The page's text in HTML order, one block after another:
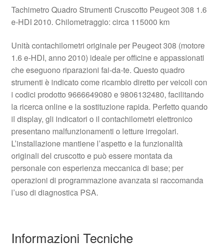
Tachimetro Quadro Strumenti Cruscotto Peugeot 308 1.6
e-HDI 2010. Chilometraggio: circa 115000 km
Unità contachilometri originale per Peugeot 308 (motore
1.6 e-HDI, anno 2010) ideale per officine e appassionati
che eseguono riparazioni fai-da-te. Questo quadro
strumenti è indicato come ricambio diretto per veicoli con
i codici prodotto 9666649080 e 9806132480, facilitando
la ricerca online e la sostituzione rapida. Perfetto quando
il display, gli indicatori o il contachilometri elettronico
presentano malfunzionamenti o letture irregolari.
L’installazione mantiene l’aspetto e la funzionalità
originali del cruscotto e può essere montata da
personale con esperienza meccanica di base; per
operazioni di programmazione avanzata si raccomanda
l’uso di diagnostica PSA.
Informazioni Tecniche